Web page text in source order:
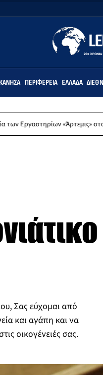
ΠΕΡΙΦΈΡΕΙΑ ΕΛΛΆΔΑ
«Άρτεμις» στο Δημοτικό
Σας εύχομαι από
και αγάπη και να
οικογένειές σας.